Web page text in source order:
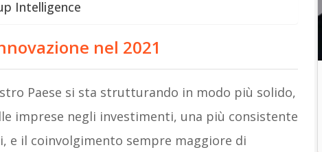
Intelligence
nel 2021
Paese si sta strutturando in modo più solido,
imprese negli investimenti, una più consistente
e il coinvolgimento sempre maggiore di